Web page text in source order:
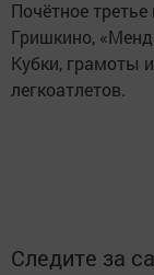
Почётное
Гришкино,
Кубки, грамоты
легкоатлетов.
Следите за